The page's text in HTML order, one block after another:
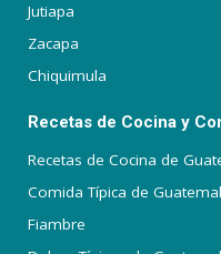
Jutiapa
Zacapa
Chiquimula
Recetas de Cocina y
Recetas de Cocina de
Comida Típica de
Fiambre